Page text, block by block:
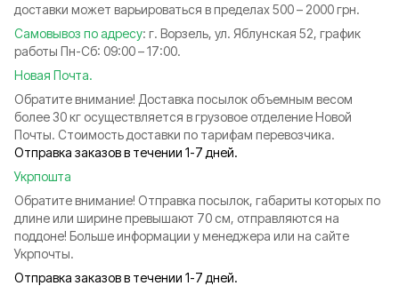
доставки может варьироваться в пределах 500 – 2000 грн.
Самовывоз по адресу: г. Ворзель, ул. Яблунская 52, график
работы Пн-Сб: 09:00 – 17:00.
Новая Почта.
Обратите внимание! Доставка посылок объемным весом
более 30 кг осуществляется в грузовое отделение Новой
Почты. Стоимость доставки по тарифам перевозчика.
Отправка заказов в течении 1-7 дней.
Укрпошта
Обратите внимание! Отправка посылок, габариты которых по
длине или ширине превышают 70 см, отправляются на
поддоне! Больше информации у менеджера или на сайте
Укрпочты.
Отправка заказов в течении 1-7 дней.